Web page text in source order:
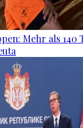
Mehr als 140